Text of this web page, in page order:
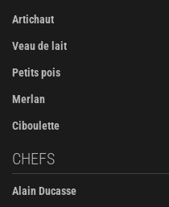
Artichaut
Veau de lait
Petits pois
Merlan
Ciboulette
CHEFS
Alain Ducasse